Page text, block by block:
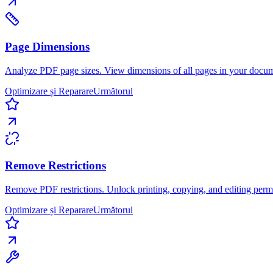
Page Dimensions
Analyze PDF page sizes. View dimensions of all pages in your
Optimizare și ReparareUrmătorul
Remove Restrictions
Remove PDF restrictions. Unlock printing, copying, and editing
Optimizare și ReparareUrmătorul